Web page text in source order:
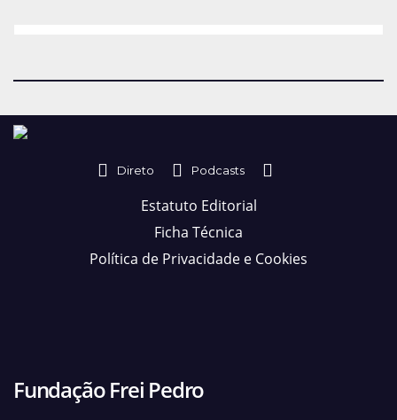
Direto Podcasts
Estatuto Editorial
Ficha Técnica
Política de Privacidade e Cookies
Fundação Frei Pedro